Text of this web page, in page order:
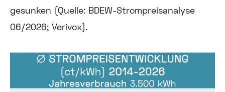
gesunken (Quelle: BDEW-Strompreisanalyse
06/2026; Verivox).